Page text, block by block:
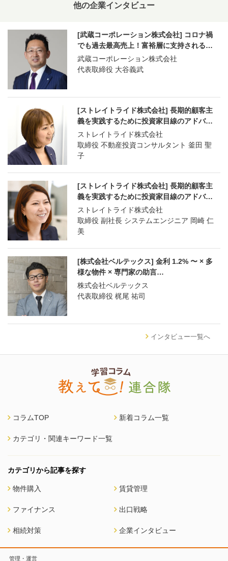
他の企業インタビュー
[武蔵コーポレーション株式会社] コロナ禍
でも過去最高売上！富裕層に支持される…
武蔵コーポレーション株式会社
代表取締役 大谷義武
[ストレイトライド株式会社] 長期的顧客主
義を実践するために投資家目線のアドバ…
ストレイトライド株式会社
取締役 不動産投資コンサルタント 釜田 聖
子
[ストレイトライド株式会社] 長期的顧客主
義を実践するために投資家目線のアドバ…
ストレイトライド株式会社
取締役 副社長 システムエンジニア 岡崎 仁
美
[株式会社ベルテックス] 金利 1.2% 〜 × 多
様な物件 × 専門家の助言…
株式会社ベルテックス
代表取締役 梶尾 祐司
インタビュー一覧へ
コラムTOP 新着コラム一覧
カテゴリ・関連キーワード一覧
カテゴリから記事を探す
物件購入 賃貸管理
ファイナンス 出口戦略
相続対策 企業インタビュー
管理・運営